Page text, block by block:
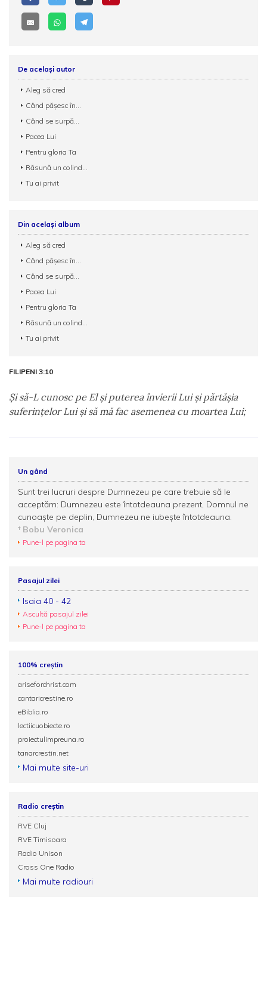
De același autor
Aleg să cred
Când pășesc în...
Când se surpă...
Pacea Lui
Pentru gloria Ta
Răsună un colind...
Tu ai privit
Din același album
Aleg să cred
Când pășesc în...
Când se surpă...
Pacea Lui
Pentru gloria Ta
Răsună un colind...
Tu ai privit
FILIPENI 3:10
Şi să-L cunosc pe El şi puterea învierii Lui şi părtăşia
suferinţelor Lui şi să mă fac asemenea cu moartea Lui;
Un gând
Sunt trei lucruri despre Dumnezeu pe care trebuie să le
acceptăm: Dumnezeu este întotdeauna prezent, Domnul ne
cunoaşte pe deplin, Dumnezeu ne iubeşte întotdeauna.
Bobu Veronica
Pune-l pe pagina ta
Pasajul zilei
Isaia 40 - 42
Ascultă pasajul zilei
Pune-l pe pagina ta
100% creștin
ariseforchrist.com
cantaricrestine.ro
eBiblia.ro
lectiicuobiecte.ro
proiectulimpreuna.ro
tanarcrestin.net
Mai multe site-uri
Radio creștin
RVE Cluj
RVE Timisoara
Radio Unison
Cross One Radio
Mai multe radiouri